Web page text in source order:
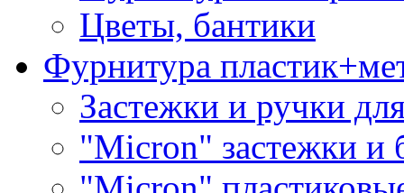
Цветы, бантики
Фурнитура
Застежки и ручки
"Micron" застежки и